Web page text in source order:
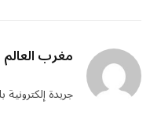
مغرب العالم
جريدة